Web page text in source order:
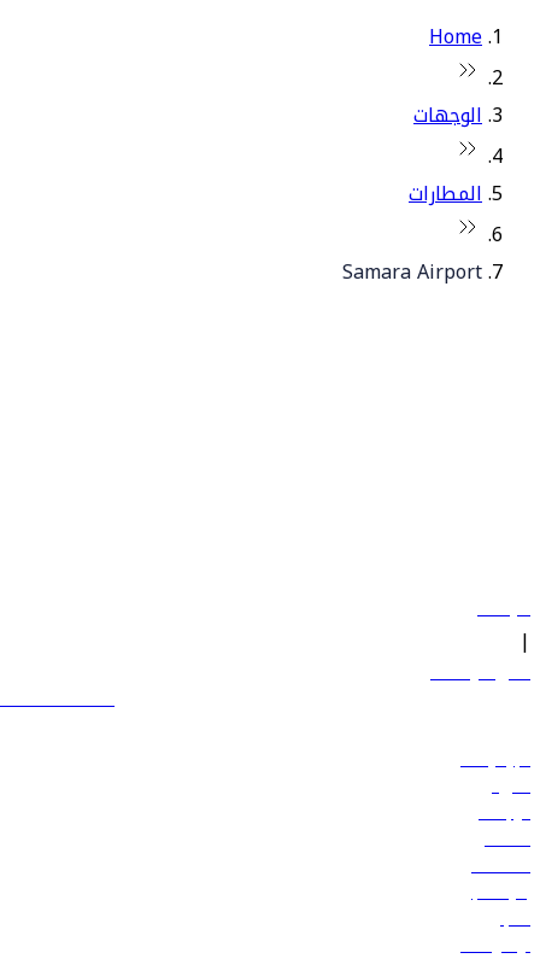
Home
الوجهات
المطارات
Samara Airport
سياساتنا
|
الشروط والأحكام
600 544 445
حجز الرحلات
العروض
الوجهات
الأمتعة
المساعدة
إدارة الحجز
الأخبار
تواصل معنا